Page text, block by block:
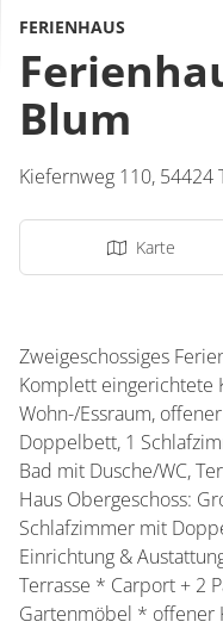
FERIENHAUS
Blum
Kiefernweg 110, 54424
Karte
Zweigeschossiges
Komplett eingerichtete
Wohn-/Essraum,
Doppelbett, 1
Bad mit Dusche/WC,
Haus Obergeschoss:
Schlafzimmer mit
Einrichtung &
Terrasse * Carport + 2
Gartenmöbel * offener